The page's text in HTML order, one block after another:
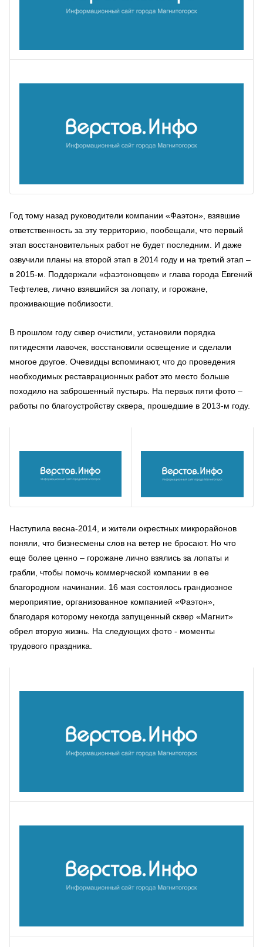
Год тому назад руководители компании «Фаэтон», взявшие
ответственность за эту территорию, пообещали, что первый
этап восстановительных работ не будет последним. И даже
озвучили планы на второй этап в 2014 году и на третий этап –
в 2015-м. Поддержали «фаэтоновцев» и глава города Евгений
Тефтелев, лично взявшийся за лопату, и горожане,
проживающие поблизости.
В прошлом году сквер очистили, установили порядка
пятидесяти лавочек, восстановили освещение и сделали
многое другое. Очевидцы вспоминают, что до проведения
необходимых реставрационных работ это место больше
походило на заброшенный пустырь. На первых пяти фото –
работы по благоустройству сквера, прошедшие в 2013-м году.
Наступила весна-2014, и жители окрестных микрорайонов
поняли, что бизнесмены слов на ветер не бросают. Но что
еще более ценно – горожане лично взялись за лопаты и
грабли, чтобы помочь коммерческой компании в ее
благородном начинании. 16 мая состоялось грандиозное
мероприятие, организованное компанией «Фаэтон»,
благодаря которому некогда запущенный сквер «Магнит»
обрел вторую жизнь. На следующих фото - моменты
трудового праздника.